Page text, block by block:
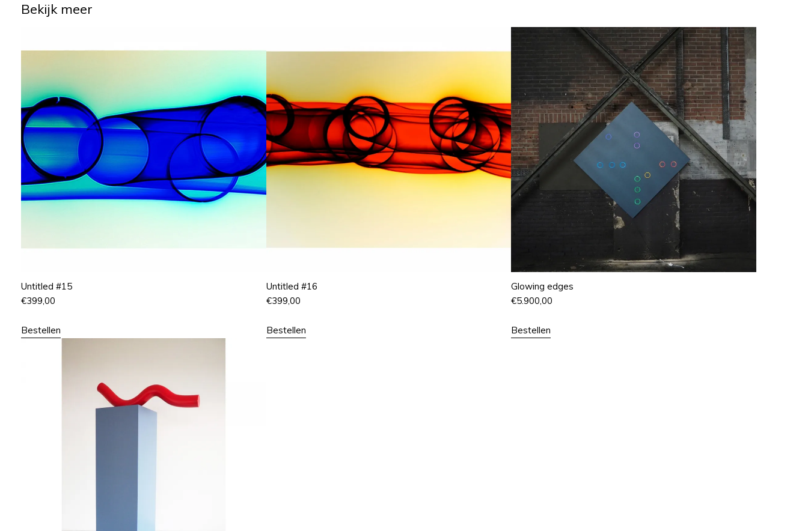
Bekijk meer
Untitled #15
€399,00
Bestellen
Untitled #16
€399,00
Bestellen
Glowing edges
€5.900,00
Bestellen